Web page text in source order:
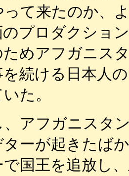
って来たのか、
プロダクショ
めアフガニス
続ける日本人
た。
、アフガニスタ
ターが起きたば
国王を追放し